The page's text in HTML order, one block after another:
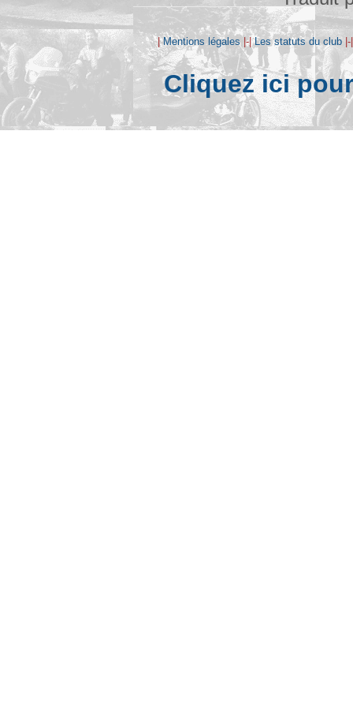
|Mentions légales|-|Les statuts du club
Cliquez ici